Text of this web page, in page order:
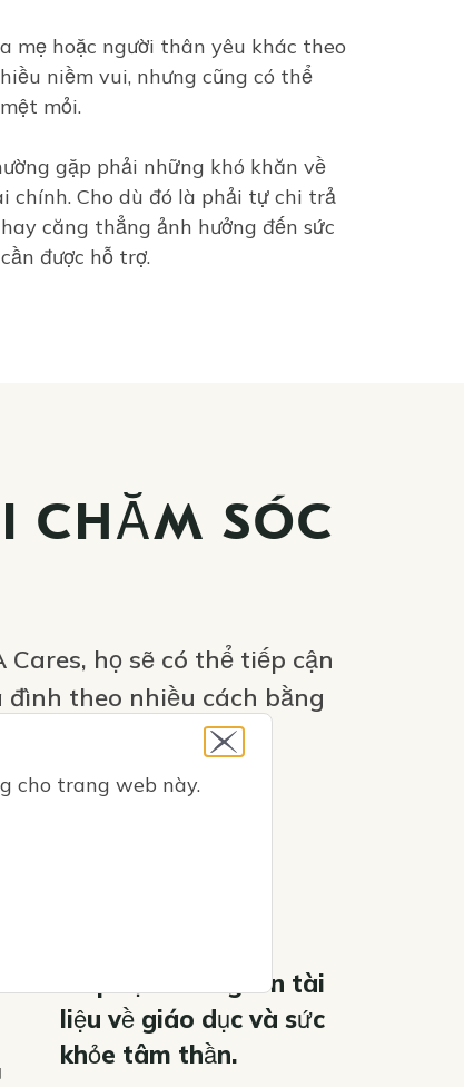
mẹ hoặc người thân yêu khác theo
niềm vui, nhưng cũng có thể
mỏi.
gặp phải những khó khăn về
chính. Cho dù đó là phải tự chi trả
căng thẳng ảnh hưởng đến sức
được hỗ trợ.
CHĂM SÓC
họ sẽ có thể tiếp cận
đình theo nhiều cách bằng
khác.
Tiếp cận các nguồn tài
liệu về giáo dục và sức
khỏe tâm thần.
cho trang web này.